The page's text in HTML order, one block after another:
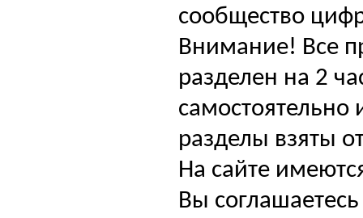
сообщество
Внимание! Все
разделен на 2
самостоятельно
разделы взяты
На сайте
Вы